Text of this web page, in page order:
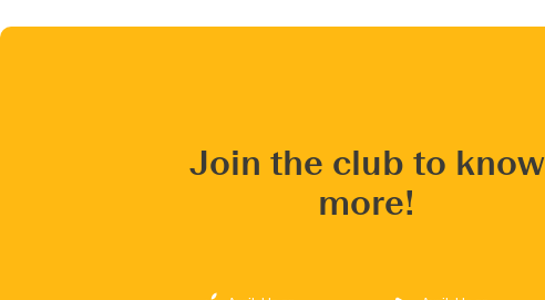
Join the club to know
more!